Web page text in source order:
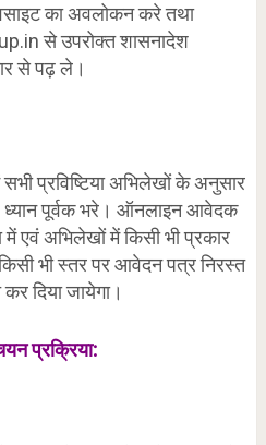
का अवलोकन करे तथा
से उपरोक्त शासनादेश
से पढ़ ले।
प्रविष्टिया अभिलेखों के अनुसार
ध्यान पूर्वक भरे। ऑनलाइन आवेदक
में एवं अभिलेखों में किसी भी प्रकार
भी स्तर पर आवेदन पत्र निरस्त
दिया जायेगा।
प्रक्रिया: